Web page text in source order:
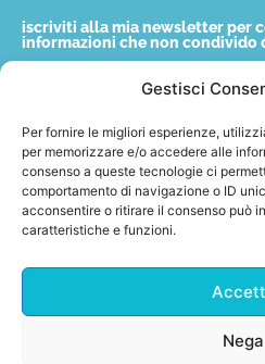
Gestisci
Per fornire le migliori esperienze,
per memorizzare e/o accedere alle
consenso a queste tecnologie ci
comportamento di navigazione o ID
acconsentire o ritirare il consenso può
caratteristiche e funzioni.
Nega
iscriviti alla mia newsletter per
informazioni che non condivido
Email